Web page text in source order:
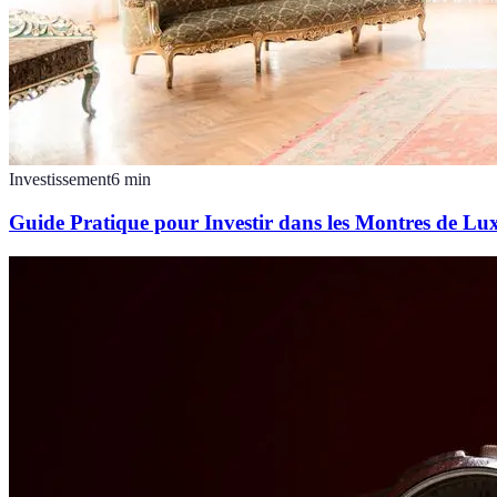
Investissement6 min
Guide Pratique pour Investir dans les Montres de